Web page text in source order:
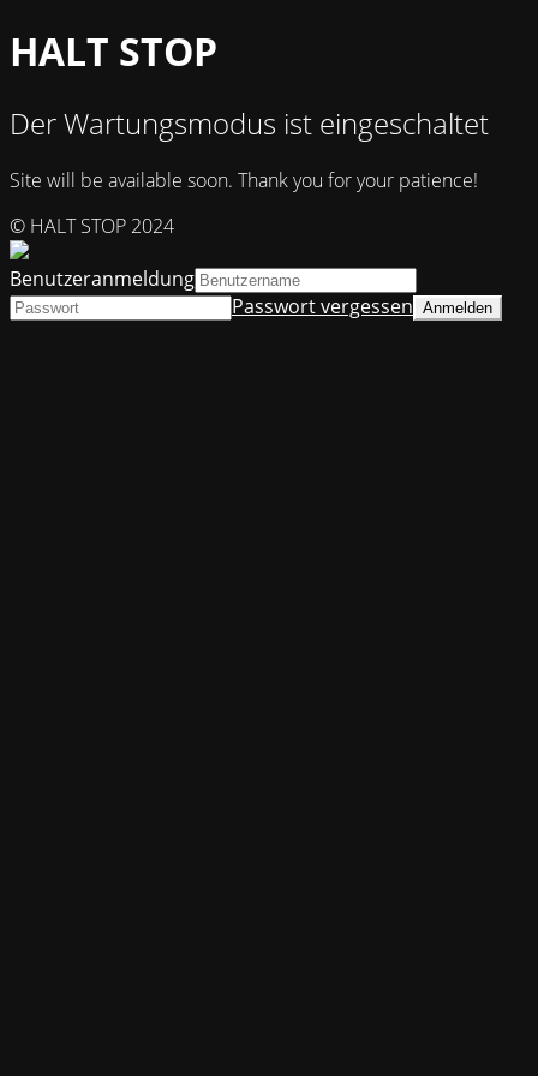
HALT STOP
Der Wartungsmodus ist eingeschaltet
Site will be available soon. Thank you for your patience!
© HALT STOP 2024
Benutzeranmeldung
Passwort vergessen